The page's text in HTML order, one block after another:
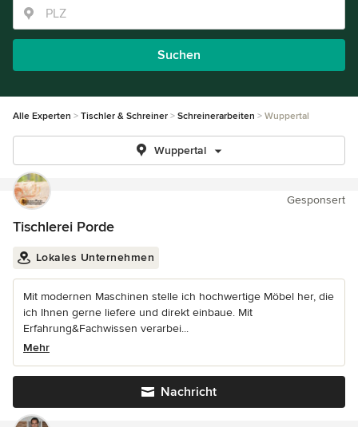
Suchen
Alle Experten Tischler & Schreiner Schreinerarbeiten Wuppertal
Wuppertal
Gesponsert
Tischlerei Porde
Lokales Unternehmen
Mit modernen Maschinen stelle ich hochwertige Möbel her, die
ich Ihnen gerne liefere und direkt einbaue. Mit
Erfahrung&Fachwissen verarbei...
Mehr
Nachricht